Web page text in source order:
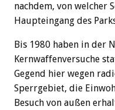
nachdem, von welcher
Haupteingang des
Bis 1980 haben in der
Kernwaffenversuche
Gegend hier wegen
Sperrgebiet, die
Besuch von außen